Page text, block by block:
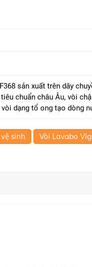
sản xuất trên dây
chuẩn châu Âu, vòi
dạng tổ ong tạo dòng
sinh
Vòi Lavabo